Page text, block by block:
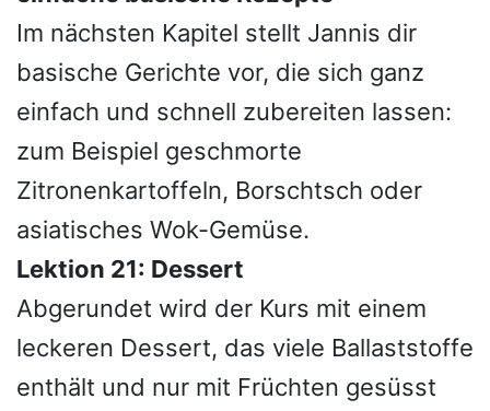
Im nächsten Kapitel stellt Jannis dir
basische Gerichte vor, die sich ganz
einfach und schnell zubereiten lassen:
zum Beispiel geschmorte
Zitronenkartoffeln, Borschtsch oder
asiatisches Wok-Gemüse.
Lektion 21: Dessert
Abgerundet wird der Kurs mit einem
leckeren Dessert, das viele Ballaststoffe
enthält und nur mit Früchten gesüsst